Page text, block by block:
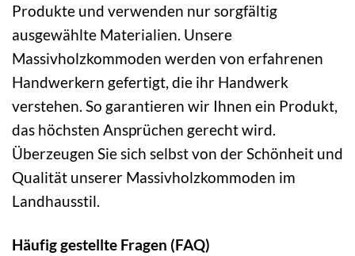
Produkte und verwenden nur sorgfältig
ausgewählte Materialien. Unsere
Massivholzkommoden werden von erfahrenen
Handwerkern gefertigt, die ihr Handwerk
verstehen. So garantieren wir Ihnen ein Produkt,
das höchsten Ansprüchen gerecht wird.
Überzeugen Sie sich selbst von der Schönheit und
Qualität unserer Massivholzkommoden im
Landhausstil.
Häufig gestellte Fragen (FAQ)